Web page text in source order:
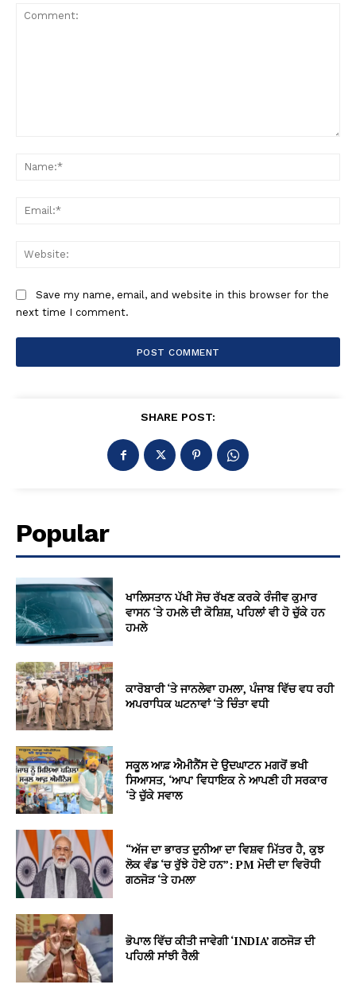
Save my name, email, and website in this browser for the
next time I comment.
SHARE POST:
Popular
ਖਾਲਿਸਤਾਨ ਪੱਖੀ ਸੋਚ ਰੱਖਣ ਕਰਕੇ ਰੰਜੀਵ ਕੁਮਾਰ
ਵਾਸਨ ‘ਤੇ ਹਮਲੇ ਦੀ ਕੋਸ਼ਿਸ਼, ਪਹਿਲਾਂ ਵੀ ਹੋ ਚੁੱਕੇ ਹਨ
ਹਮਲੇ
ਕਾਰੋਬਾਰੀ ‘ਤੇ ਜਾਨਲੇਵਾ ਹਮਲਾ, ਪੰਜਾਬ ਵਿੱਚ ਵਧ ਰਹੀ
ਅਪਰਾਧਿਕ ਘਟਨਾਵਾਂ ‘ਤੇ ਚਿੰਤਾ ਵਧੀ
ਸਕੂਲ ਆਫ਼ ਐਮੀਨੈਂਸ ਦੇ ਉਦਘਾਟਨ ਮਗਰੋਂ ਭਖੀ
ਸਿਆਸਤ, ‘ਆਪ’ ਵਿਧਾਇਕ ਨੇ ਆਪਣੀ ਹੀ ਸਰਕਾਰ
‘ਤੇ ਚੁੱਕੇ ਸਵਾਲ
“ਅੱਜ ਦਾ ਭਾਰਤ ਦੁਨੀਆ ਦਾ ਵਿਸ਼ਵ ਮਿੱਤਰ ਹੈ, ਕੁਝ
ਲੋਕ ਵੰਡ ‘ਚ ਰੁੱਝੇ ਹੋਏ ਹਨ”: PM ਮੋਦੀ ਦਾ ਵਿਰੋਧੀ
ਗਠਜੋੜ ‘ਤੇ ਹਮਲਾ
ਭੋਪਾਲ ਵਿੱਚ ਕੀਤੀ ਜਾਵੇਗੀ ‘INDIA’ ਗਠਜੋੜ ਦੀ
ਪਹਿਲੀ ਸਾਂਝੀ ਰੈਲੀ